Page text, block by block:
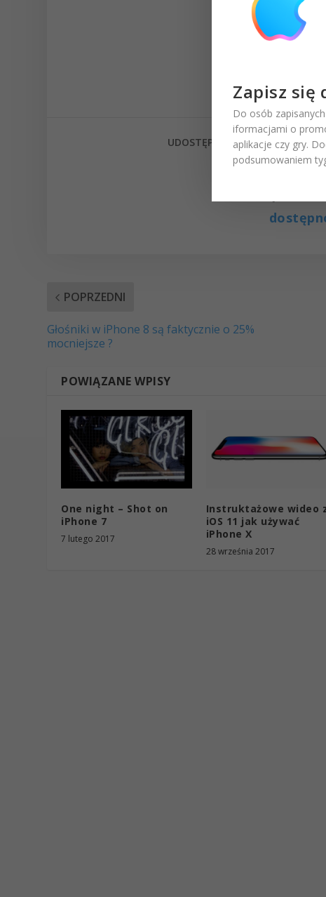
UDOSTĘPNIJ:
POPRZEDNI
Głośniki w iPhone 8 są faktycznie o 25%
mocniejsze ?
POWIĄZANE WPISY
One night – Shot on
iPhone 7
7 lutego 2017
Instruktażowe wideo
iOS 11 jak używać
iPhone X
28 września 2017
Zapisz się
Do osób
iformacjami o
aplikacje czy gry.
podsumowaniem